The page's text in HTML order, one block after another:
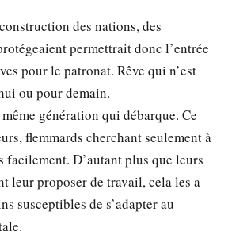
des nations, des
permettrait donc l’entrée
pour le patronat. Rêve qui n’est
ou pour demain.
même génération qui débarque. Ce
flemmards cherchant seulement à
facilement. D’autant plus que leurs
leur proposer de travail, cela les a
susceptibles de s’adapter au